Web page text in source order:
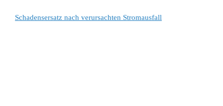
Schadensersatz nach verursachten Stromausfall